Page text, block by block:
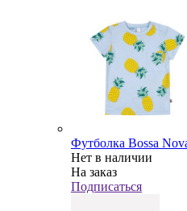
Футболка Bossa
Нет в наличии
На заказ
Подписаться